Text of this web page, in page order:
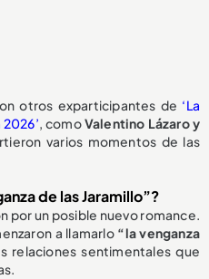
otros exparticipantes de ‘La
, comoValentino Lázaro y
varios momentos de las
de las Jaramillo”?
por un posible nuevo romance.
a llamarlo “la venganza
relaciones sentimentales que